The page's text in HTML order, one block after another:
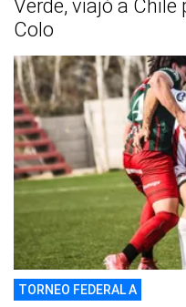
Verde, viajó a
Colo
TORNEO FEDERAL A